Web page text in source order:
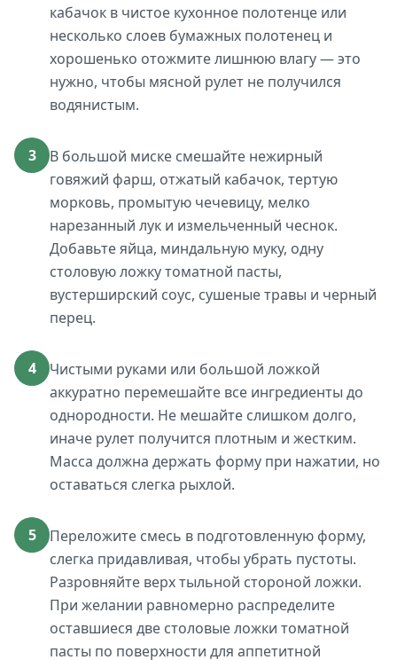
кабачок в чистое кухонное полотенце или
несколько слоев бумажных полотенец и
хорошенько отожмите лишнюю влагу — это
нужно, чтобы мясной рулет не получился
водянистым.
3
В большой миске смешайте нежирный
говяжий фарш, отжатый кабачок, тертую
морковь, промытую чечевицу, мелко
нарезанный лук и измельченный чеснок.
Добавьте яйца, миндальную муку, одну
столовую ложку томатной пасты,
вустерширский соус, сушеные травы и черный
перец.
4
Чистыми руками или большой ложкой
аккуратно перемешайте все ингредиенты до
однородности. Не мешайте слишком долго,
иначе рулет получится плотным и жестким.
Масса должна держать форму при нажатии, но
оставаться слегка рыхлой.
5
Переложите смесь в подготовленную форму,
слегка придавливая, чтобы убрать пустоты.
Разровняйте верх тыльной стороной ложки.
При желании равномерно распределите
оставшиеся две столовые ложки томатной
пасты по поверхности для аппетитной